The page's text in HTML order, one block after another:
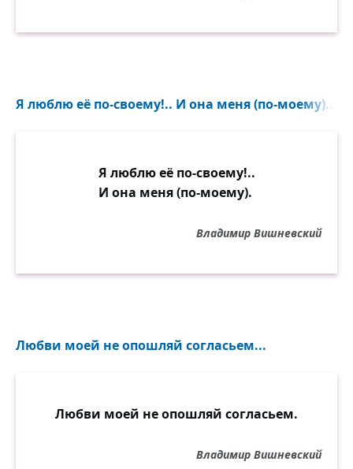
Я люблю её по-своему!.. И она меня (по-моему)...
Я люблю её по-своему!..
И она меня (по-моему).
Владимир Вишневский
Любви моей не опошляй согласьем...
Любви моей не опошляй согласьем.
Владимир Вишневский